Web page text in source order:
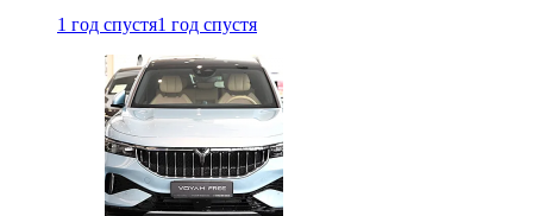
1 год спустя1 год спустя